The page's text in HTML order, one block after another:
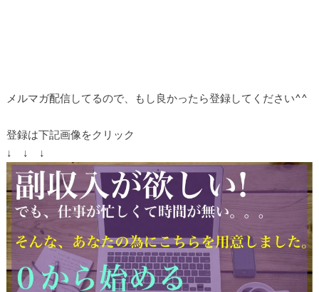
メルマガ配信してるので、もし良かったら登録してください^^
登録は下記画像をクリック
↓ ↓ ↓